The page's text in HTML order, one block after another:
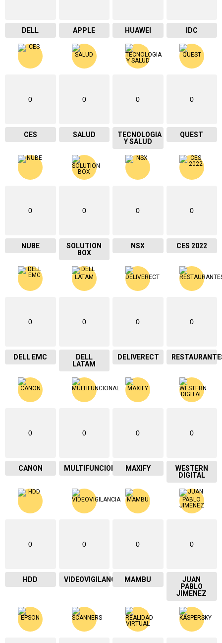
DELL APPLE HUAWEI IDC
0
CES
0
SALUD
0
TECNOLOGIA
Y SALUD
0
QUEST
0
NUBE
0
SOLUTION
BOX
0
NSX
0
CES 2022
0
DELL EMC
0
DELL
LATAM
0
DELIVERECT
0
0
CANON
0
MULTIFUNCIONAL
0
MAXIFY
0
WESTERN
DIGITAL
0
HDD
0
VIDEOVIGILANCIA
0
MAMBU
0
JUAN
PABLO
JIMENEZ